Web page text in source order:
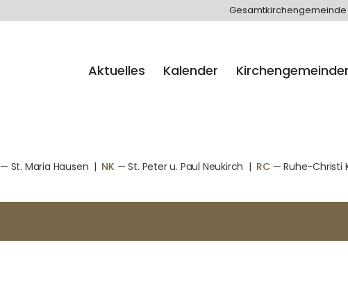
Gesamtkirchengemeinde
Aktuelles Kalender
— St. Maria Hausen | NK — St. Peter u. Paul Neukirch | RC— Ruhe-Christi